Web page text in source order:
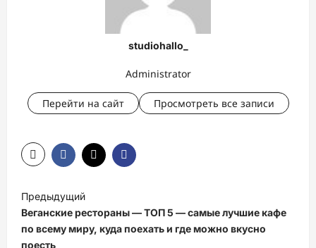
studiohallo_
Administrator
Перейти на сайт Просмотреть все записи
Н
а
в
Предыдущий
Веганские рестораны — ТОП 5 — самые лучшие кафе
по всему миру, куда поехать и где можно вкусно
поесть